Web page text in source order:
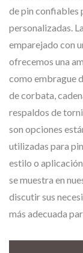
de pin confiables
personalizadas.
emparejado con
ofrecemos una
como embrague
de corbata,
respaldos de
son opciones
utilizadas para
estilo o
se muestra en
discutir sus
más adecuada